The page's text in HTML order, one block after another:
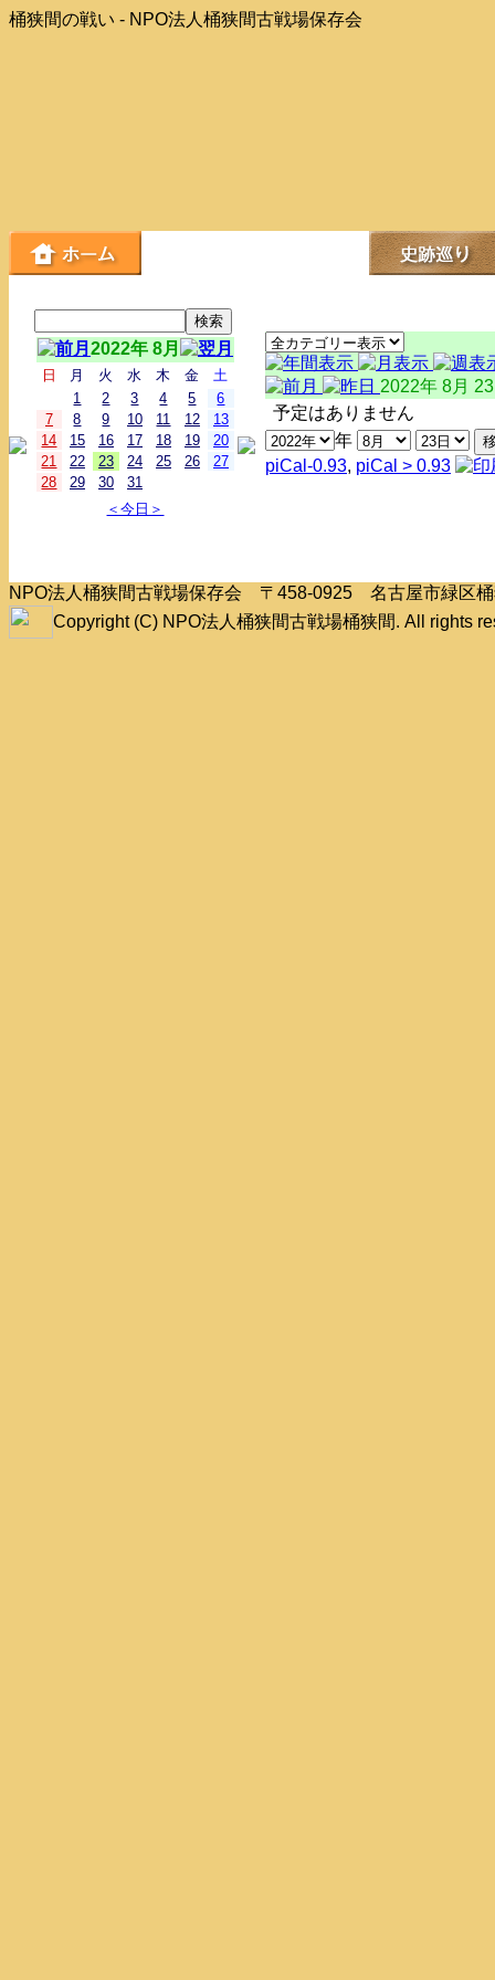
桶狭間の戦い - NPO法人桶狭間古戦場保存会
2022年 8月
日 月 火 水 木 金
土
1
2 3 4 5
6
7
8 9 10 11 12
13
14
15 16 17 18 19
20
21
22 23 24 25 26
27
28
29 30
31
＜今日＞
2022年 8月
予定はありません
年
piCal-0.93, piCal > 0.93
NPO法人桶狭間古戦場保存会 〒458-0925 名古屋市緑区
Copyright (C) NPO法人桶狭間古戦場桶狭間. All rights